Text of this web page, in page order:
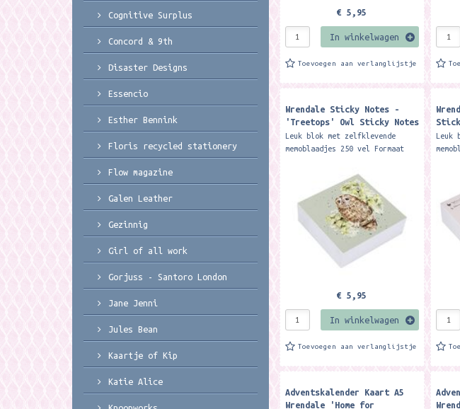
€ 5,95
In winkelwagen
Toevoegen aan verlanglijstje
Wrendale Sticky Notes -
'Treetops' Owl Sticky Notes
Leuk blok met zelfklevende
memoblaadjes 250 vel Formaat
Wrendale Designs This handy
sticky note block,...
€ 5,95
In winkelwagen
Toevoegen aan verlanglijstje
Leuk
Adventskalender Kaart A5
Wrendale 'Home for
Cognitive Surplus
Concord & 9th
Disaster Designs
Essencio
Esther Bennink
Floris recycled stationery
Flow magazine
Galen Leather
Gezinnig
Girl of all work
Gorjuss - Santoro London
Jane Jenni
Jules Bean
Kaartje of Kip
Katie Alice